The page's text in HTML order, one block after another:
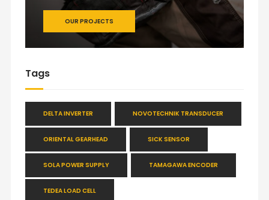
OUR PROJECTS
Tags
DELTA INVERTER NOVOTECHNIK TRANSDUCER
ORIENTAL GEARHEAD SICK SENSOR
SOLA POWER SUPPLY TAMAGAWA ENCODER
TEDEA LOAD CELL